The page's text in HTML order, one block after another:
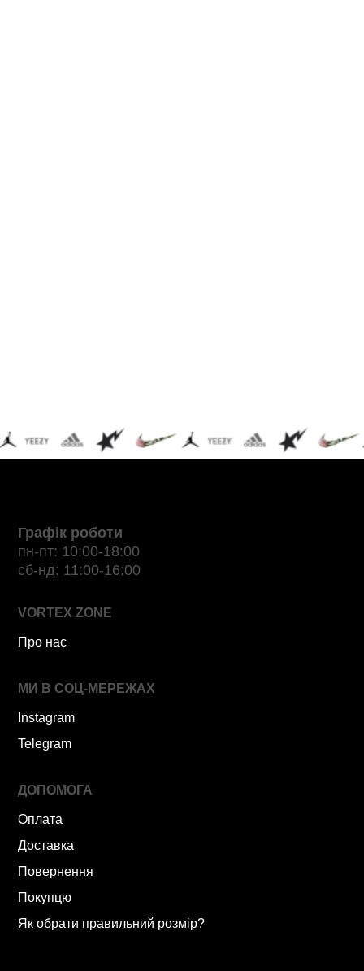
Графік роботи
пн-пт: 10:00-18:00
сб-нд: 11:00-16:00
VORTEX ZONE
Про нас
МИ В СОЦ-МЕРЕЖАХ
Instagram
Telegram
ДОПОМОГА
Оплата
Доставка
Повернення
Покупцю
Як обрати правильний розмір?